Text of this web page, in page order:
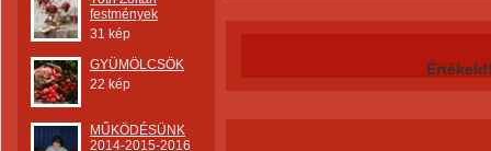
festmények
31 kép
GYÜMÖLCSÖK
22 kép
MŰKÖDÉSÜNK
2014-2015-2016